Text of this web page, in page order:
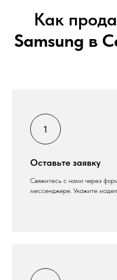
Как
Samsung в
Оставьте заявку
Свяжитесь с нами через
мессенджере. Укажите